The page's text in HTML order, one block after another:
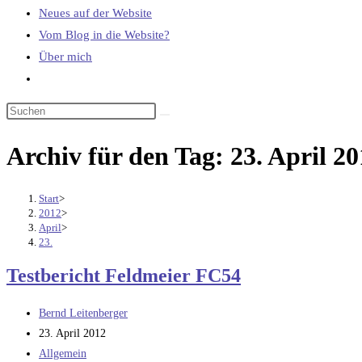
Neues auf der Website
Vom Blog in die Website?
Über mich
umschalten
Archiv für den Tag: 23. April
Start>
2012>
April>
23.
Testbericht Feldmeier FC54
Beitrags-
Autor:
Bernd Leitenberger
Beitrag
veröffentlicht:
23. April 2012
Beitrags-
Allgemein